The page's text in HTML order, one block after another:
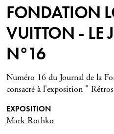
FONDATION
VUITTON - LE
N°16
Numéro 16 du Journal de la
consacré à l'exposition "
EXPOSITION
Mark Rothko